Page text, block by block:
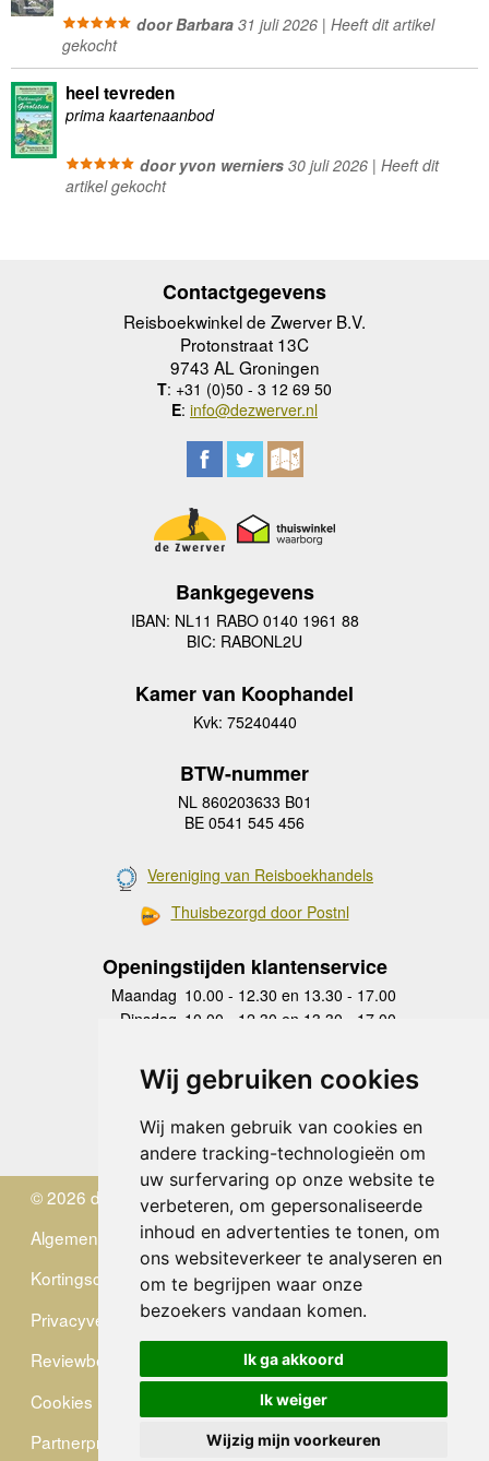
Wij gebruiken cookies
Wij maken gebruik van cookies en
andere tracking-technologieën om
uw surfervaring op onze website te
verbeteren, om gepersonaliseerde
inhoud en advertenties te tonen, om
ons websiteverkeer te analyseren en
om te begrijpen waar onze
bezoekers vandaan komen.
Ik ga akkoord
Ik weiger
Wijzig mijn voorkeuren
door Barbara31 juli 2026 | Heeft dit artikel
gekocht
heel tevreden
prima kaartenaanbod
door yvon werniers30 juli 2026 | Heeft dit
artikel gekocht
Contactgegevens
Reisboekwinkel de Zwerver B.V.
Protonstraat 13C
9743 AL Groningen
T: +31 (0)50 - 3 12 69 50
E: info@dezwerver.nl
Bankgegevens
IBAN: NL11 RABO 0140 1961 88
BIC: RABONL2U
Kamer van Koophandel
Kvk: 75240440
BTW-nummer
NL 860203633 B01
BE 0541 545 456
Vereniging van Reisboekhandels
Thuisbezorgd door Postnl
Openingstijden klantenservice
Maandag 10.00 - 12.30 en 13.30 - 17.00
Dinsdag 10.00 - 12.30 en 13.30 - 17.00
Donderdag
10.00 - 12.30 en 13.30 - 17.00
Vrijdag 10.00 - 12.30 en 13.30 - 17.00
Zaterdag
gesloten
Zondag gesloten
© 2026 de Zwerver
Algemene Voorwaarden
Kortingscode
Privacyverklaring
Reviewbeleid
Cookies
Partnerprogramma